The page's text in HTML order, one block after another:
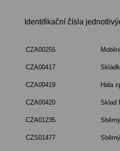
Identifikační čísla
CZA00255
CZA00417
CZA00419 Hala
CZA00420 Sklad
CZA01235
CZS01477